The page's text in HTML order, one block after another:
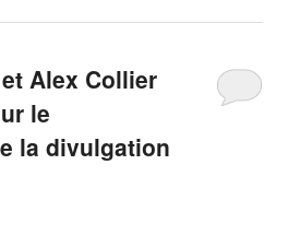
Alex Collier
le
la divulgation